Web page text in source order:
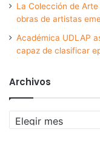
La Colección de
obras de artistas
Académica UDLAP
capaz de clasificar
Archivos
Archivos